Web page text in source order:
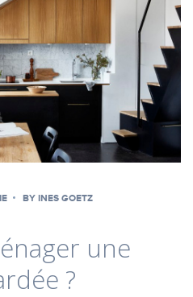
BY INES GOETZ
une
?